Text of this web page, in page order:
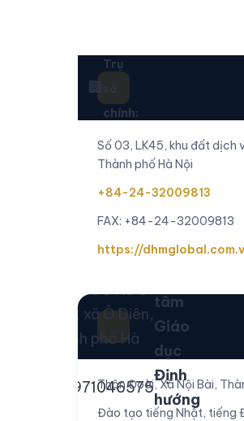
Trụ
sở
chính:
Số 03, LK45, khu đất dịch
Thành phố Hà Nội
+84-24-32009813
FAX: +84-24-32009813
https://
Khu nhà ở Xã Ô
Diên, xã Ô Diên,
Thành phố Hà
+84971046575
tâm
Giáo
dục
Định
hướng
Thôn Đoài, Xã Nội Bài,
Đào tạo tiếng Nhật, tiếng